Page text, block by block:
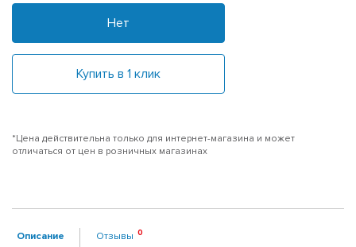
Нет
Купить в 1 клик
*Цена действительна только для интернет-магазина и может
отличаться от цен в розничных магазинах
Описание Отзывы